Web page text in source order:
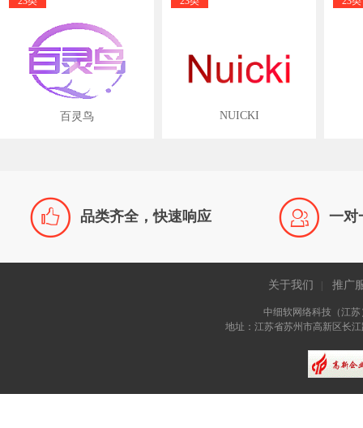
百灵鸟 NUICKI
 品类齐全，快速响应  一对
关于我们 推广
中细软网络科技（江
地址：江苏省苏州市高新区长